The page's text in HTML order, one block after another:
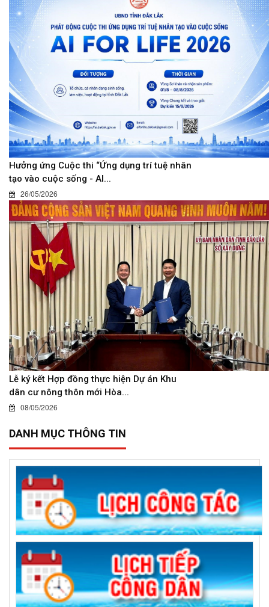
Hưởng ứng Cuộc thi “Ứng dụng trí tuệ nhân
tạo vào cuộc sống - AI...
26/05/2026
Lễ ký kết Hợp đồng thực hiện Dự án Khu
dân cư nông thôn mới Hòa...
08/05/2026
DANH MỤC THÔNG TIN